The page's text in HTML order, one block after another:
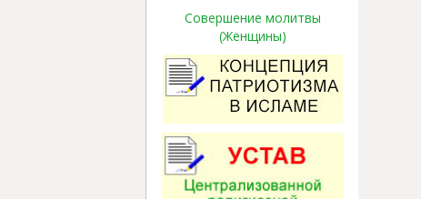
Совершение молитвы
(Женщины)